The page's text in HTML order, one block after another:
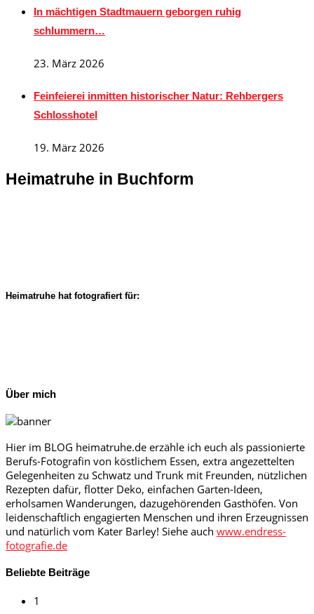
In mächtigen Stadtmauern geborgen ruhig
schlummern…
23. März 2026
Feinfeierei inmitten historischer Natur: Rehbergers
Schlosshotel
19. März 2026
Heimatruhe in Buchform
Heimatruhe hat fotografiert für:
Über mich
Hier im BLOG heimatruhe.de erzähle ich euch als passionierte
Berufs-Fotografin von köstlichem Essen, extra angezettelten
Gelegenheiten zu Schwatz und Trunk mit Freunden, nützlichen
Rezepten dafür, flotter Deko, einfachen Garten-Ideen,
erholsamen Wanderungen, dazugehörenden Gasthöfen. Von
leidenschaftlich engagierten Menschen und ihren Erzeugnissen
und natürlich vom Kater Barley! Siehe auch www.endress-
fotografie.de
Beliebte Beiträge
1